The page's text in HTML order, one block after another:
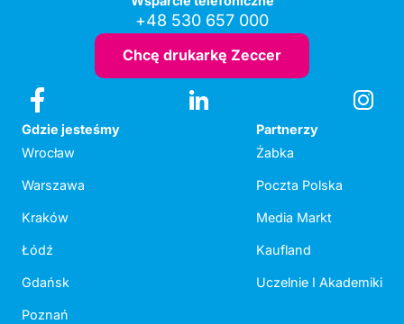
+48 530 657 000
Chcę drukarkę Zeccer
Gdzie jesteśmy
Wrocław
Warszawa
Kraków
Łódź
Gdańsk
Poznań
Partnerzy
Żabka
Poczta Polska
Media Markt
Kaufland
Uczelnie I Akademiki